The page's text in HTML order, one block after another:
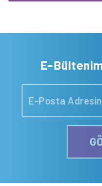
E-